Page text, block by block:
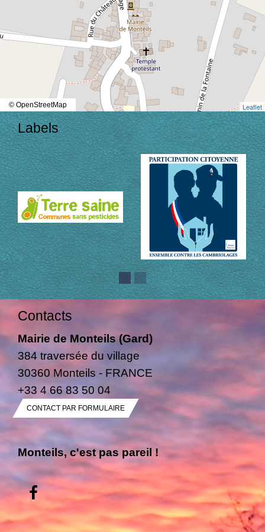
Leaflet
© OpenStreetMap
Labels
Contacts
Mairie de Monteils (Gard)
384 traversée du village
30360 Monteils - FRANCE
+33 4 66 83 50 04
CONTACT PAR FORMULAIRE
Monteils, c'est pas pareil !